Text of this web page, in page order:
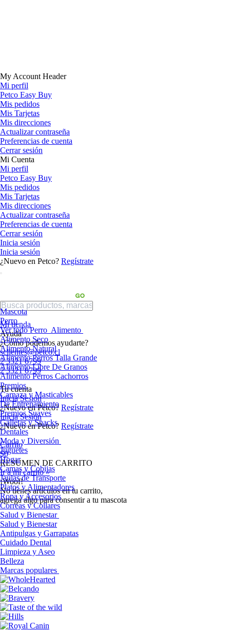
My Account Header
Mi perfil
Petco Easy Buy
Mis pedidos
Mis Tarjetas
Mis direcciones
Actualizar contraseña
Preferencias de cuenta
Cerrar sesión
Mi Cuenta
Mi perfil
Petco Easy Buy
Mis pedidos
Mis Tarjetas
Mis direcciones
Actualizar contraseña
Preferencias de cuenta
Cerrar sesión
Inicia sesión
Inicia sesión
¿Nuevo en Petco? Regístrate
Mi tienda
Ayuda
¿Cómo podemos ayudarte?
sclientes@petco.cl
2 3321 6799
2 3321 6799
Tu cuenta
Inicia Sesión
¿Nuevo en Petco? Regístrate
Inicia Sesión
¿Nuevo en Petco? Regístrate
Carrito
$0
RESUMEN DE CARRITO
Ir a mi carrito »
¡Woof!
No tíenes artículos en tu carrito,
agrega algo para consentir a tu mascota
Mascota
Perro
Ver todo Perro Alimento
Alimento Seco
Alimento Natural
Alimento Perros Talla Grande
Alimento Libre De Granos
Alimento Perros Cachorros
Premios
Carnaza y Masticables
De Entrenamiento
Premios Suaves
Galletas y Snacks
Dentales
Moda y Diversión
Juguetes
Hogar
Camas y Cobijas
Jaulas de Transporte
Platos y Alimentadores
Ropa y Accesorios
Correas y Collares
Salud y Bienestar
Salud y Bienestar
Antipulgas y Garrapatas
Cuidado Dental
Limpieza y Aseo
Belleza
Marcas populares